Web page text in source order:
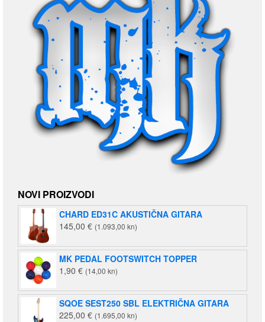
NOVI PROIZVODI
CHARD ED31C AKUSTIČNA GITARA
145,00 € (1.093,00 kn)
MK PEDAL FOOTSWITCH TOPPER
1,90 € (14,00 kn)
SQOE SEST250 SBL ELEKTRIČNA GITARA
225,00 € (1.695,00 kn)